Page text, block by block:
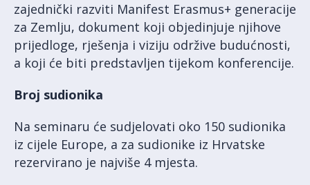
zajednički razviti Manifest Erasmus+ generacije
za Zemlju, dokument koji objedinjuje njihove
prijedloge, rješenja i viziju održive budućnosti,
a koji će biti predstavljen tijekom konferencije.
Broj sudionika
Na seminaru će sudjelovati oko 150 sudionika
iz cijele Europe, a za sudionike iz Hrvatske
rezervirano je najviše 4 mjesta.